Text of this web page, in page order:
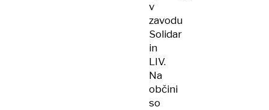
v
zavodu
Solidar
in
LIV.
Na
občini
so